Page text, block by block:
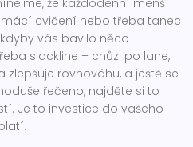
že každodenní menší
cvičení nebo třeba tanec
vás bavilo něco
slackline – chůzi po lane,
zlepšuje rovnováhu, a ještě se
řečeno, najděte si to
Je to investice do vašeho